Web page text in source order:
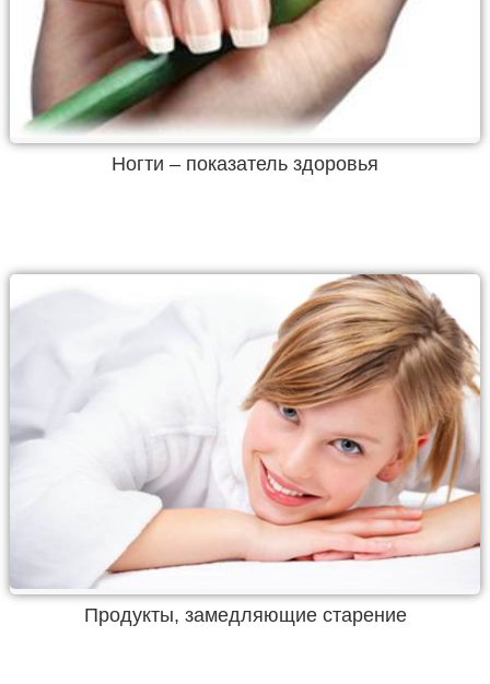
Ногти – показатель здоровья
Продукты, замедляющие старение